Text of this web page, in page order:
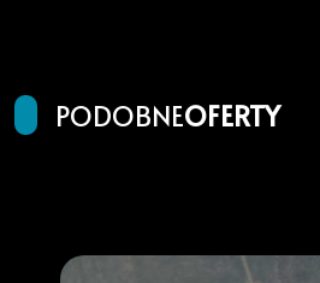
PODOBNEOFERTY